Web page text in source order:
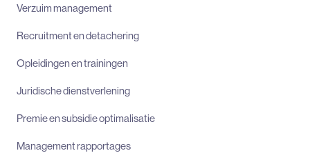
Verzuim management
Recruitment en detachering
Opleidingen en trainingen
Juridische dienstverlening
Premie en subsidie optimalisatie
Management rapportages